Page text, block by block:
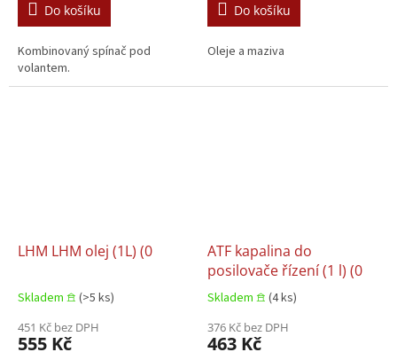
Do košíku
Kombinovaný spínač pod
volantem.
Do košíku
Oleje a maziva
LHM LHM olej (1L) (0
Skladem 𖠿 (>5 ks)
451 Kč bez DPH
555 Kč
ATF kapalina do
posilovače řízení (1 l) (0
Skladem 𖠿 (4 ks)
376 Kč bez DPH
463 Kč